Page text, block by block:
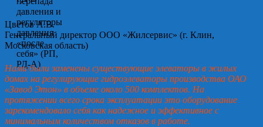
Цветов А.В.
Генеральный директор ООО «Жилсервис» (г. Клин,
Московская область)
Нами были заменены существующие элеваторы в жилых
домах на регулирующие гидроэлеваторы производства ОАО
«Завод Этон» в объеме около 500 комплектов. На
протяжении всего срока эксплуатации это оборудование
зарекомендовало себя как надежное и эффективное с
минимальным количеством отказов в работе.